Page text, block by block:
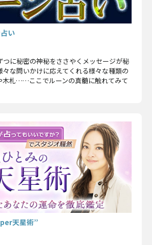
い
つに秘密の神秘をささやくメッセージが秘
々な問いかけに応えてくれる様々な種類の
木札……ここでルーンの真髄に触れてみて
天星術”